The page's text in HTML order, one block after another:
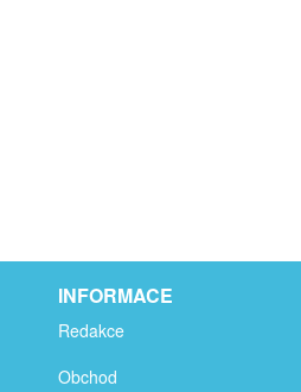
INFORMACE
Redakce
Obchod